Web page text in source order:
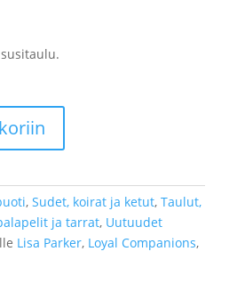
, Sudet, koirat ja ketut, Taulut,
ja tarrat, Uutuudet
Lisa Parker, Loyal Companions,